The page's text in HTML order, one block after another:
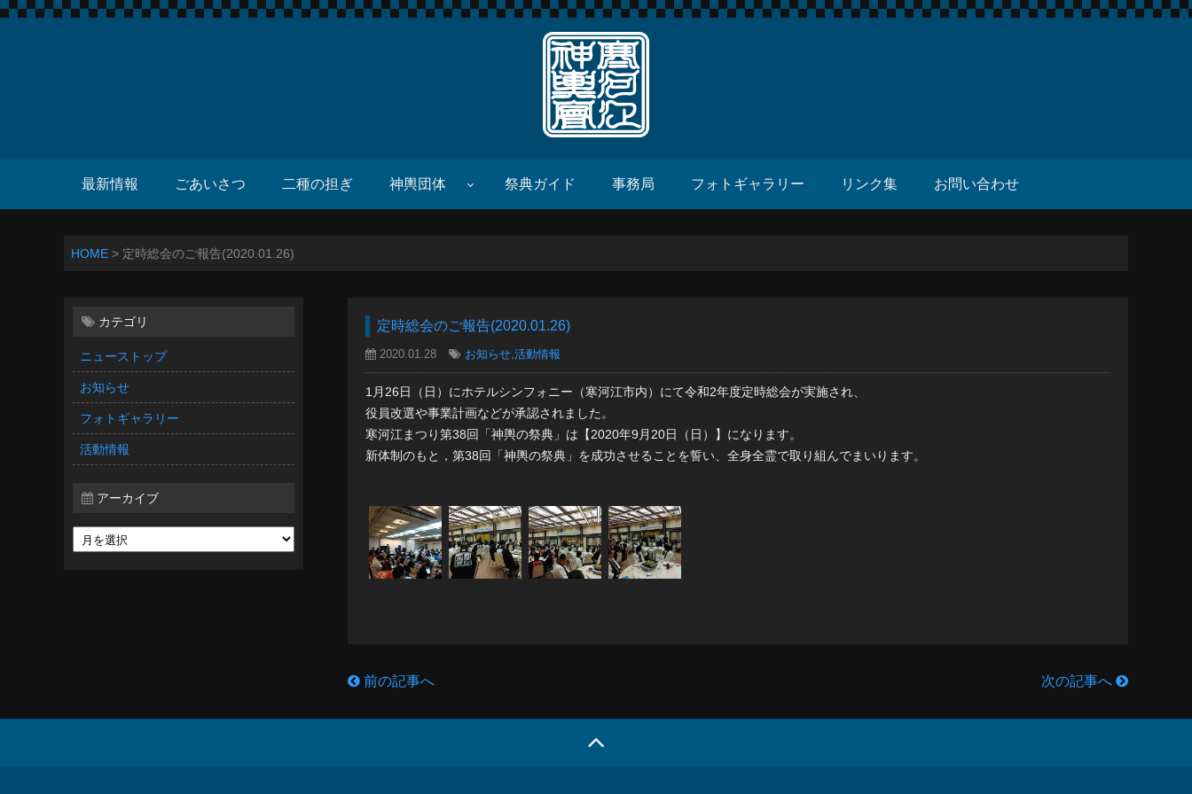
最新情報 ごあいさつ 二種の担ぎ 神輿団体 祭典ガイド 事務局 フォトギャラリー リンク集 お問い合わせ
HOME > 定時総会のご報告(2020.01.26)
カテゴリ
ニューストップ
お知らせ
フォトギャラリー
活動情報
アーカイブ
定時総会のご報告(2020.01.26)
2020.01.28 お知らせ,活動情報
1月26日（日）にホテルシンフォニー（寒河江市内）にて令和2年度定時総会が実施され、
役員改選や事業計画などが承認されました。
寒河江まつり第38回「神輿の祭典」は【2020年9月20日（日）】になります。
新体制のもと，第38回「神輿の祭典」を成功させることを誓い、全身全霊で取り組んでまいります。
前の記事へ 次の記事へ